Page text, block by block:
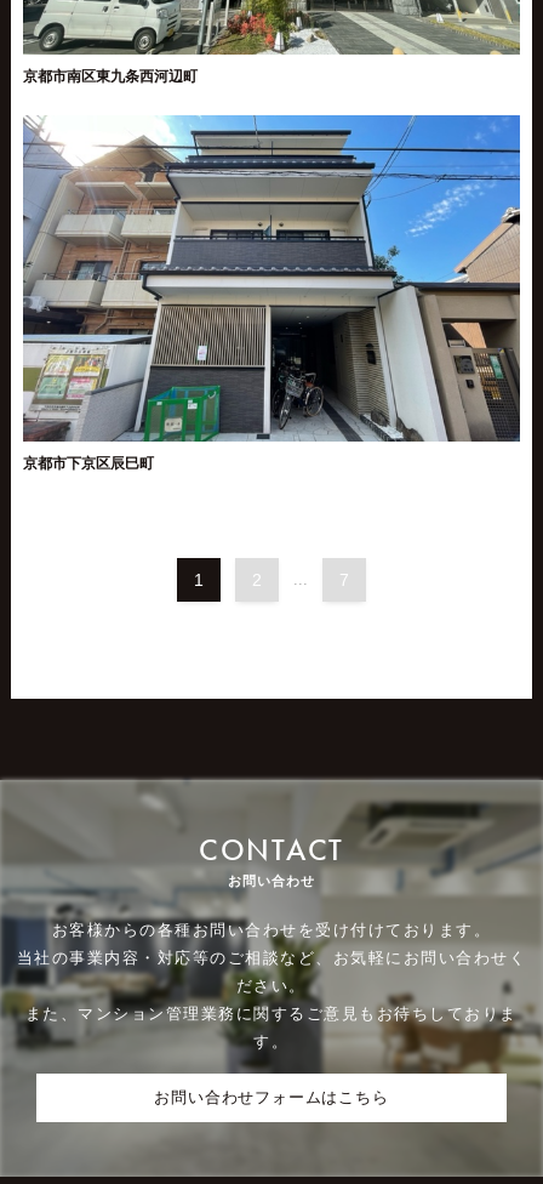
京都市南区東九条西河辺町
京都市下京区辰巳町
1 2 7
CONTACT
お問い合わせ
お客様からの各種お問い合わせを受け付けております。
当社の事業内容・対応等のご相談など、お気軽にお問い合わせく
ださい。
また、マンション管理業務に関するご意見もお待ちしておりま
す。
お問い合わせフォームはこちら